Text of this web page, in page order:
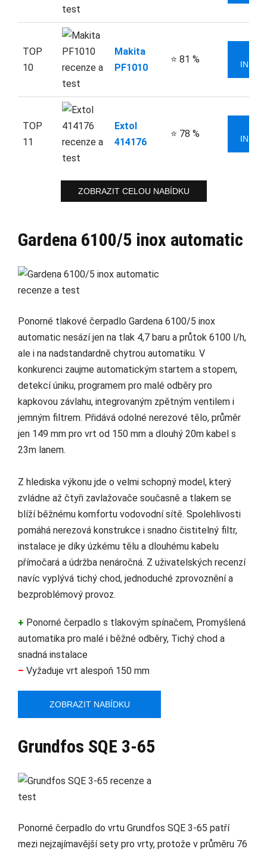
TOP
10
Makita
PF1010
⭐ 81 %
TOP
11
Extol
414176
⭐ 78 %
ZOBRAZIT CELOU NABÍDKU
Gardena 6100/5 inox automatic
Ponorné tlakové čerpadlo Gardena 6100/5 inox
automatic nesází jen na tlak 4,7 baru a průtok 6100 l/h,
ale i na nadstandardně chytrou automatiku. V
konkurenci zaujme automatickým startem a stopem,
detekcí úniku, programem pro malé odběry pro
kapkovou závlahu, integrovaným zpětným ventilem i
jemným filtrem. Přidává odolné nerezové tělo, průměr
jen 149 mm pro vrt od 150 mm a dlouhý 20m kabel s
23m lanem.
Z hlediska výkonu jde o velmi schopný model, který
zvládne až čtyři zavlažovače současně a tlakem se
blíží běžnému komfortu vodovodní sítě. Spolehlivosti
pomáhá nerezová konstrukce i snadno čistitelný filtr,
instalace je díky úzkému tělu a dlouhému kabelu
přímočará a údržba nenáročná. Z uživatelských recenzí
navíc vyplývá tichý chod, jednoduché zprovoznění a
bezproblémový provoz.
+ Ponorné čerpadlo s tlakovým spínačem, Promyšlená
automatika pro malé i běžné odběry, Tichý chod a
snadná instalace
– Vyžaduje vrt alespoň 150 mm
ZOBRAZIT NABÍDKU
Grundfos SQE 3-65
Ponorné čerpadlo do vrtu Grundfos SQE 3-65 patří
mezi nejzajímavější sety pro vrty, protože v průměru 76